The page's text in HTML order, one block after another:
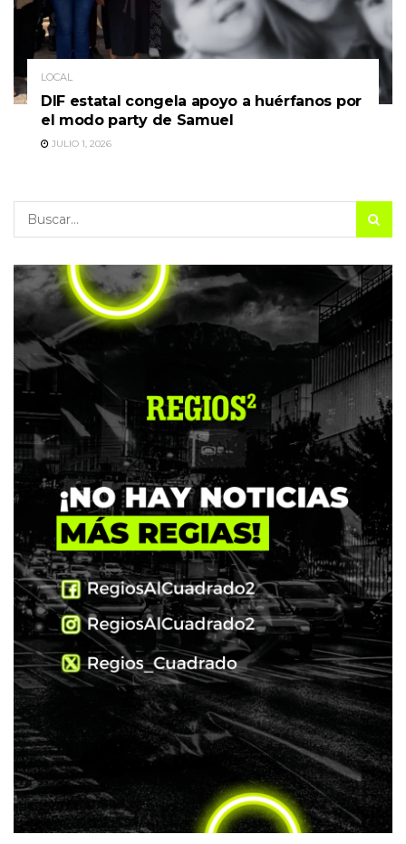
LOCAL
DIF estatal congela apoyo a huérfanos por
el modo party de Samuel
JULIO 1, 2026